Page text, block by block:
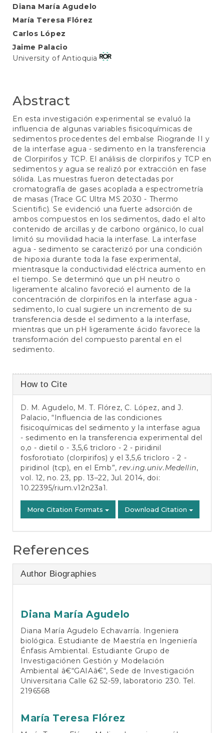
Main
Article
Content
Diana María Agudelo
María Teresa Flórez
Carlos López
Jaime Palacio
University of Antioquia
Abstract
En esta investigación experimental se evaluó la
influencia de algunas variables fisicoquímicas de
sedimentos procedentes del embalse Riogrande II y
de la interfase agua - sedimento en la transferencia
de Clorpirifos y TCP. El análisis de clorpirifos y TCP en
sedimentos y agua se realizó por extracción en fase
sólida. Las muestras fueron detectadas por
cromatografía de gases acoplada a espectrometría
de masas (Trace GC Ultra MS 2030 - Thermo
Scientific). Se evidenció una fuerte adsorción de
ambos compuestos en los sedimentos, dado el alto
contenido de arcillas y de carbono orgánico, lo cual
limitó su movilidad hacia la interfase. La interfase
agua - sedimento se caracterizó por una condición
de hipoxia durante toda la fase experimental,
mientrasque la conductividad eléctrica aumento en
el tiempo. Se determinó que un pH neutro o
ligeramente alcalino favoreció el aumento de la
concentración de clorpirifos en la interfase agua -
sedimento, lo cual sugiere un incremento de su
transferencia desde el sedimento a la interfase,
mientras que un pH ligeramente ácido favorece la
transformación del compuesto parental en el
sedimento.
Article
Details
How to Cite
D. M. Agudelo, M. T. Flórez, C. López, and J.
Palacio, “Influencia de las condiciones
fisicoquímicas del sedimento y la interfase agua
- sedimento en la transferencia experimental del
o,o - dietil o - 3,5,6 tricloro - 2 - piridinil
fosforotiato (clorpirifos) y el 3,5,6 tricloro - 2 -
piridinol (tcp), en el Emb”,rev.ing.univ.Medellin,
vol. 12, no. 23, pp. 13–22, Jul. 2014, doi:
10.22395/rium.v12n23a1.
More Citation Formats Download Citation
References
Author Biographies
Diana María Agudelo
Diana María Agudelo Echavarría. Ingeniera
biológica. Estudiante de Maestría en Ingeniería
Énfasis Ambiental. Estudiante Grupo de
Investigaciónen Gestión y Modelación
Ambiental â€“GAIAâ€“, Sede de Investigación
Universitaria Calle 62 52-59, laboratorio 230. Tel.
2196568
María Teresa Flórez